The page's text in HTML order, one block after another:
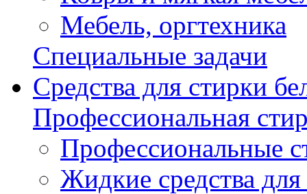
Мебель, оргтехника
Специальные задачи
Средства для стирки
Профессиональная
Профессиональные
Жидкие средства